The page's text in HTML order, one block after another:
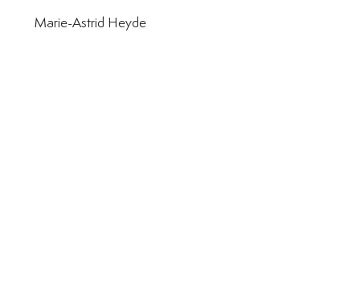
Marie-Astrid Heyde